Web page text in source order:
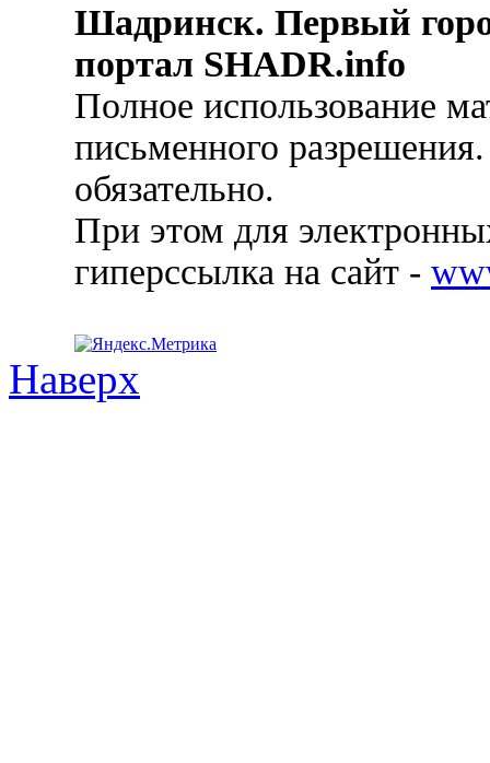
Шадринск. Первый
портал SHADR.info
Полное использование
письменного
обязательно.
При этом для
гиперссылка на сайт -
Наверх